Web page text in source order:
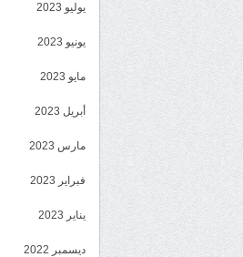
يوليو 2023
يونيو 2023
مايو 2023
أبريل 2023
مارس 2023
فبراير 2023
يناير 2023
ديسمبر 2022